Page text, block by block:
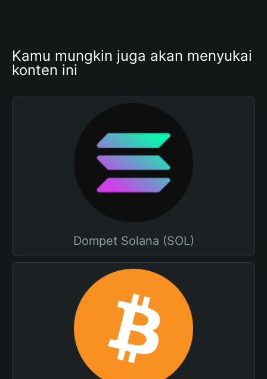
Kamu mungkin juga akan menyukai
konten ini
Dompet Solana (SOL)